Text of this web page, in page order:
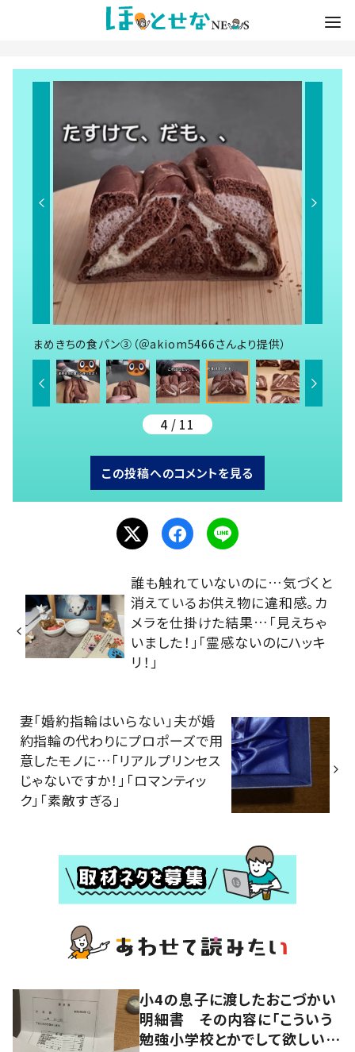
まめきちの食パン③（＠akiom5466さんより提供）
4 / 11
この投稿へのコメントを見る
誰も触れていないのに…気づくと
消えているお供え物に違和感。カ
メラを仕掛けた結果…「見えちゃ
いました！」「霊感ないのにハッキ
リ！」
妻「婚約指輪はいらない」夫が婚
約指輪の代わりにプロポーズで用
意したモノに…「リアルプリンセス
じゃないですか！」「ロマンティッ
ク」「素敵すぎる」
小4の息子に渡したおこづかい
明細書 その内容に「こういう
勉強小学校とかでして欲しい」